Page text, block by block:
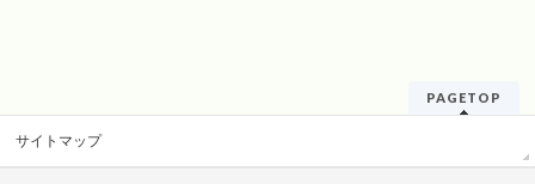
PAGETOP
サイトマップ